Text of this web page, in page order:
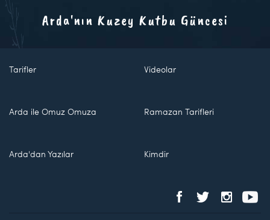
Arda'nın Kuzey Kutbu Güncesi
Tarifler Videolar
Arda ile Omuz Omuza Ramazan Tarifleri
Arda'dan Yazılar Kimdir